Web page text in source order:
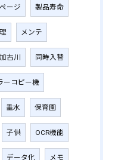
ページ 製品寿命
メンテ
加古川 同時入替
ーコピー機
垂水 保育園
子供 OCR機能
データ化 メモ